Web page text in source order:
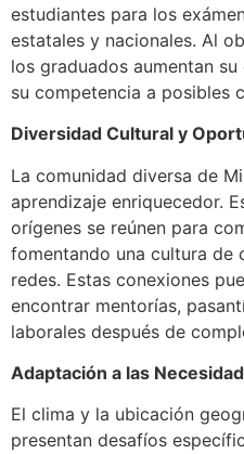
estudiantes para los
estatales y nacionales. Al
los graduados aumentan
su competencia a posibles
Diversidad Cultural y
La comunidad diversa de
aprendizaje enriquecedor.
orígenes se reúnen para
fomentando una cultura de
redes. Estas conexiones
encontrar mentorías,
laborales después de
Adaptación a las
El clima y la ubicación
presentan desafíos